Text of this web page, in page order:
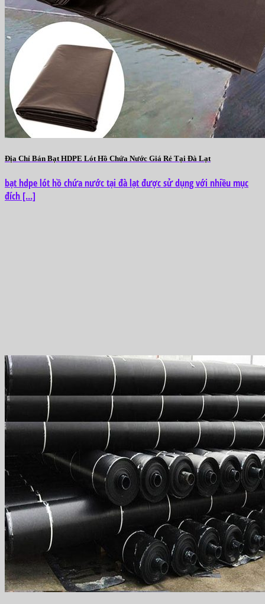
Địa Chỉ Bán Bạt HDPE Lót Hồ Chứa Nước Giá Rẻ Tại Đà Lạt
bạt hdpe lót hồ chứa nước tại đà lạt được sử dụng với nhiều mục
đích [...]